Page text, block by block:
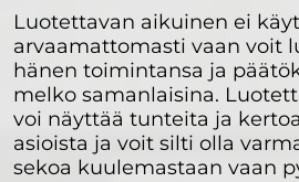
Luotettavan aikuinen ei
arvaamattomasti vaan voit
hänen toimintansa ja
melko samanlaisina.
voi näyttää tunteita ja
asioista ja voit silti olla
sekoa kuulemastaan vaan